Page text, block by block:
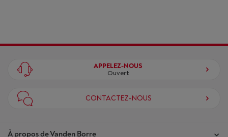
À propos de Vanden Borre
APPELEZ-NOUS
Ouvert
CONTACTEZ-NOUS